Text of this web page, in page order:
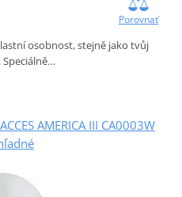
Porovnať
osobnost, stejně jako tvůj
AMERICA III CA0003W